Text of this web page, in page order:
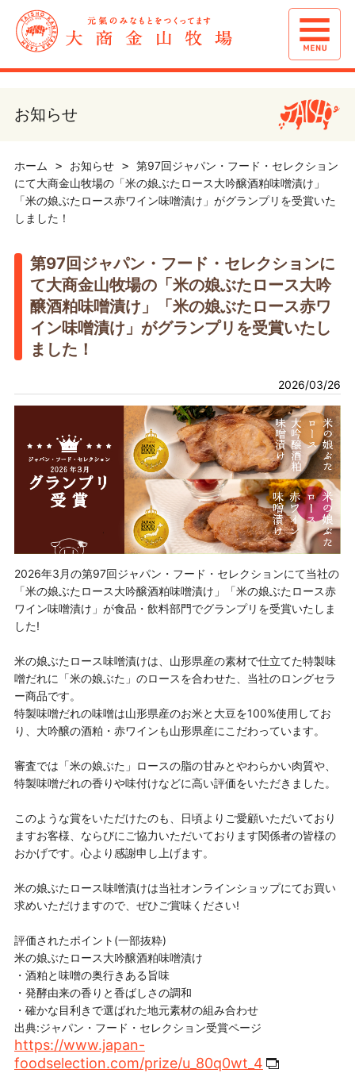
お知らせ
ホーム お知らせ
第97回ジャパン・フード・セレクション
にて大商金山牧場の「米の娘ぶたロース大吟醸酒粕味噌漬け」
「米の娘ぶたロース赤ワイン味噌漬け」がグランプリを受賞いた
しました！
第97回ジャパン・フード・セレクションに
て大商金山牧場の「米の娘ぶたロース大吟
醸酒粕味噌漬け」「米の娘ぶたロース赤ワ
イン味噌漬け」がグランプリを受賞いたし
ました！
2026/03/26
2026年3月の第97回ジャパン・フード・セレクションにて当社の
「米の娘ぶたロース大吟醸酒粕味噌漬け」「米の娘ぶたロース赤
ワイン味噌漬け」が食品・飲料部門でグランプリを受賞いたしま
した!
米の娘ぶたロース味噌漬けは、山形県産の素材で仕立てた特製味
噌だれに「米の娘ぶた」のロースを合わせた、当社のロングセラ
ー商品です。
特製味噌だれの味噌は山形県産のお米と大豆を100%使用してお
り、大吟醸の酒粕・赤ワインも山形県産にこだわっています。
審査では「米の娘ぶた」ロースの脂の甘みとやわらかい肉質や、
特製味噌だれの香りや味付けなどに高い評価をいただきました。
このような賞をいただけたのも、日頃よりご愛顧いただいており
ますお客様、ならびにご協力いただいております関係者の皆様の
おかげです。心より感謝申し上げます。
米の娘ぶたロース味噌漬けは当社オンラインショップにてお買い
求めいただけますので、ぜひご賞味ください!
評価されたポイント(一部抜粋)
米の娘ぶたロース大吟醸酒粕味噌漬け
・酒粕と味噌の奥行きある旨味
・発酵由来の香りと香ばしさの調和
・確かな目利きで選ばれた地元素材の組み合わせ
出典:ジャパン・フード・セレクション受賞ページ
https://www.japan-
foodselection.com/prize/u_80q0wt_4